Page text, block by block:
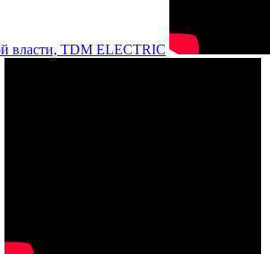
власти, TDM ELECTRIC